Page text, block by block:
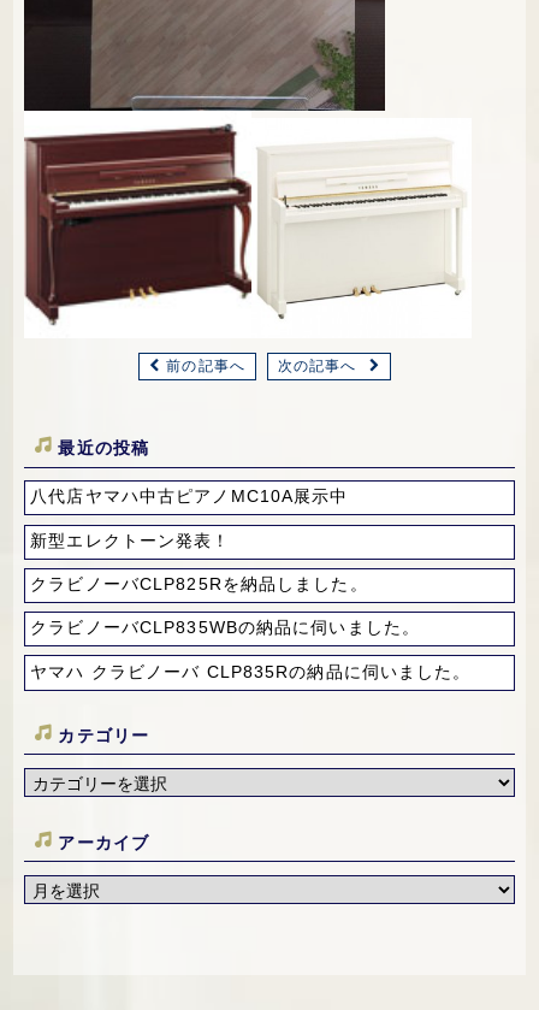
前の記事へ 次の記事へ
最近の投稿
八代店ヤマハ中古ピアノMC10A展示中
新型エレクトーン発表！
クラビノーバCLP825Rを納品しました。
クラビノーバCLP835WBの納品に伺いました。
ヤマハ クラビノーバ CLP835Rの納品に伺いました。
カテゴリー
アーカイブ